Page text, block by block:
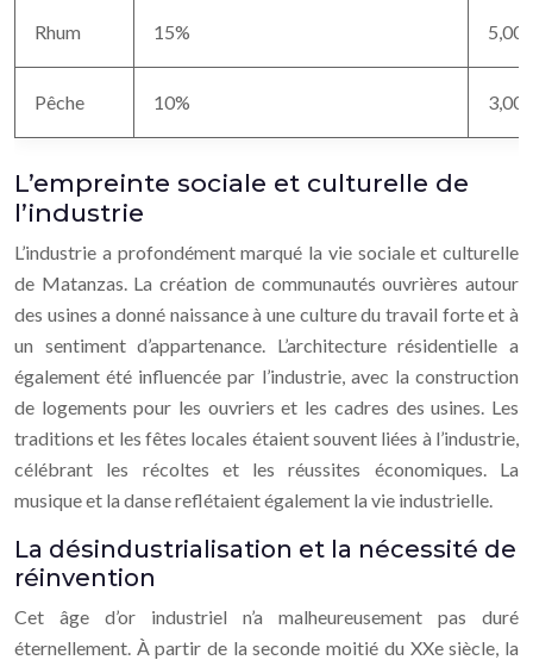
Rhum 15% 5,000
Pêche 10% 3,000
L’empreinte sociale et culturelle de
l’industrie
L’industrie a profondément marqué la vie sociale et culturelle
de Matanzas. La création de communautés ouvrières autour
des usines a donné naissance à une culture du travail forte et à
un sentiment d’appartenance. L’architecture résidentielle a
également été influencée par l’industrie, avec la construction
de logements pour les ouvriers et les cadres des usines. Les
traditions et les fêtes locales étaient souvent liées à l’industrie,
célébrant les récoltes et les réussites économiques. La
musique et la danse reflétaient également la vie industrielle.
La désindustrialisation et la nécessité de
réinvention
Cet âge d’or industriel n’a malheureusement pas duré
éternellement. À partir de la seconde moitié du XXe siècle, la